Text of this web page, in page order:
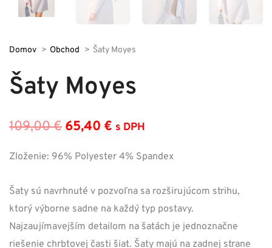
Domov Obchod Šaty Moyes
Šaty Moyes
109,00€ Pôvodná
cena
109,00 €.
65,40 € Aktuálna
cena
65,40 €.
s DPH
Zloženie: 96% Polyester 4% Spandex
Šaty sú navrhnuté v pozvoľna sa rozširujúcom strihu,
ktorý výborne sadne na každý typ postavy.
Najzaujímavejším detailom na šatách je jednoznačne
riešenie chrbtovej časti šiat. Šaty majú na zadnej strane